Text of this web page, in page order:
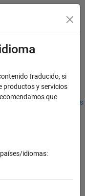
locales
traducido, si
productos y servicios
que
idiomas: